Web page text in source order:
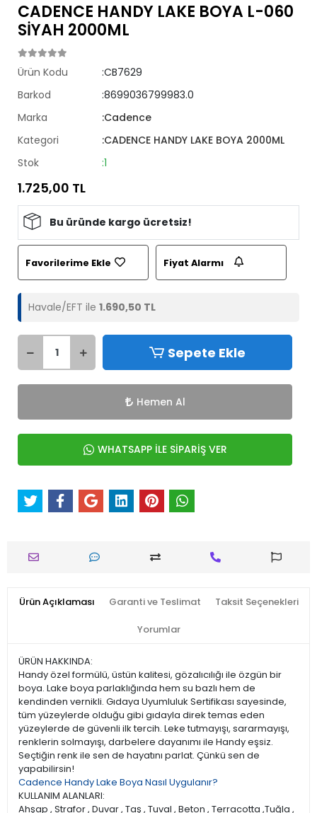
CADENCE HANDY LAKE BOYA L-060
SİYAH 2000ML
Ürün Kodu
:CB7629
Barkod
:8699036799983.0
Marka
:Cadence
Kategori
:CADENCE HANDY LAKE BOYA 2000ML
Stok
:1
1.725,00 TL
Bu üründe kargo ücretsiz!
Favorilerime Ekle Fiyat Alarmı
Havale/EFT ile 1.690,50 TL
Sepete Ekle
Hemen Al
WHATSAPP İLE SİPARİŞ VER
Ürün Açıklaması Garanti ve Teslimat Taksit Seçenekleri
Yorumlar
ÜRÜN HAKKINDA:
Handy özel formülü, üstün kalitesi, gözalıcılığı ile özgün bir
boya. Lake boya parlaklığında hem su bazlı hem de
kendinden vernikli. Gıdaya Uyumluluk Sertifikası sayesinde,
tüm yüzeylerde olduğu gibi gıdayla direk temas eden
yüzeylerde de güvenli ilk tercih. Leke tutmayışı, sararmayışı,
renklerin solmayışı, darbelere dayanımı ile Handy eşsiz.
Seçtiğin renk ile sen de hayatını parlat. Çünkü sen de
yapabilirsin!
Cadence Handy Lake Boya Nasıl Uygulanır?
KULLANIM ALANLARI:
Ahşap , Strafor , Duvar , Taş , Tuval , Beton , Terracotta ,Tuğla ,